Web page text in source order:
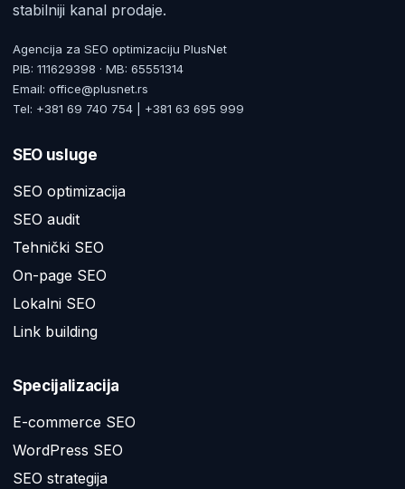
stabilniji kanal prodaje.
Agencija za SEO optimizaciju PlusNet
PIB: 111629398 · MB: 65551314
Email: office@plusnet.rs
Tel: +381 69 740 754 | +381 63 695 999
SEO usluge
SEO optimizacija
SEO audit
Tehnički SEO
On-page SEO
Lokalni SEO
Link building
Specijalizacija
E-commerce SEO
WordPress SEO
SEO strategija